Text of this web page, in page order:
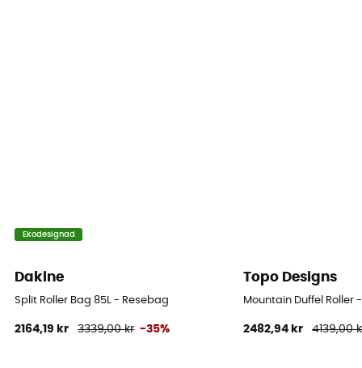
Ekodesignad
Dakine
Split Roller Bag 85L - Resebag
2164,19 kr 3339,00 kr -35%
Topo Designs
Mountain Duffel Roller
2482,94 kr 4139,00